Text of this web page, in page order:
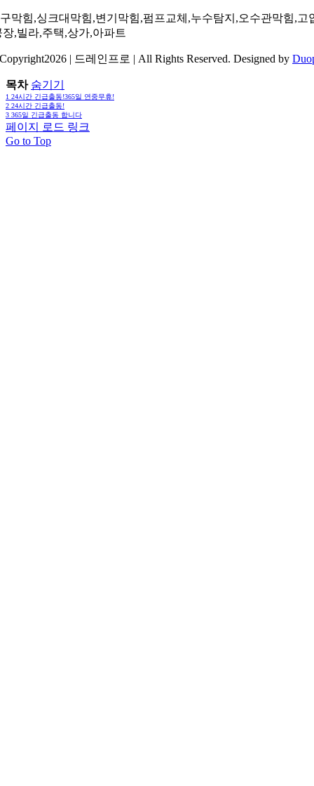
막힘,싱크대막힘,변기막힘,펌프교체,누수탐지,오수관막힘,고
장,빌라,주택,상가,아파트
| 드레인프로 | All Rights Reserved. Designed by
목차 숨기기
1 24시간 긴급출동!365일 연중무휴!
2 24시간 긴급출동!
3 365일 긴급출동 합니다
페이지 로드 링크
Go to Top